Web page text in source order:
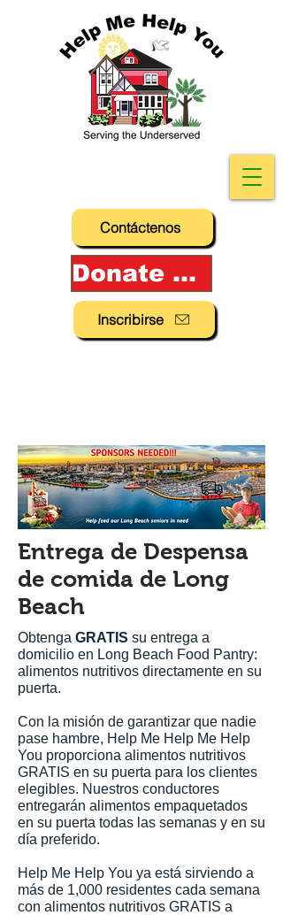
Inscribirse
Contáctenos
Donate Now!
Entrega de Despensa
de comida de Long
Beach
Obtenga GRATIS su entrega a
domicilio en Long Beach Food Pantry:
alimentos nutritivos directamente en su
puerta.
Con la misión de garantizar que nadie
pase hambre, Help Me Help Me Help
You proporciona alimentos nutritivos
GRATIS en su puerta para los clientes
elegibles. Nuestros conductores
entregarán alimentos empaquetados
en su puerta todas las semanas y en su
día preferido.
Help Me Help You ya está sirviendo a
más de 1,000 residentes cada semana
con alimentos nutritivos GRATIS a